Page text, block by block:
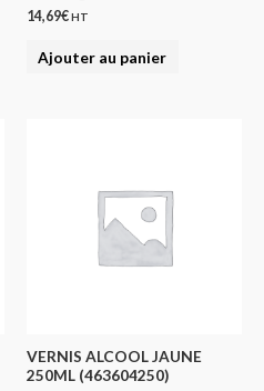
14,69€HT
Ajouter au panier
VERNIS ALCOOL JAUNE
250ML (463604250)